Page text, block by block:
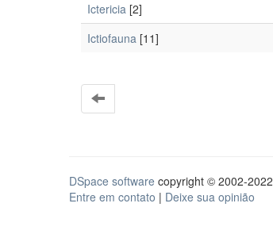
Ictericia [2]
Ictiofauna [11]
DSpace software copyright © 2002-2022
Entre em contato | Deixe sua opinião